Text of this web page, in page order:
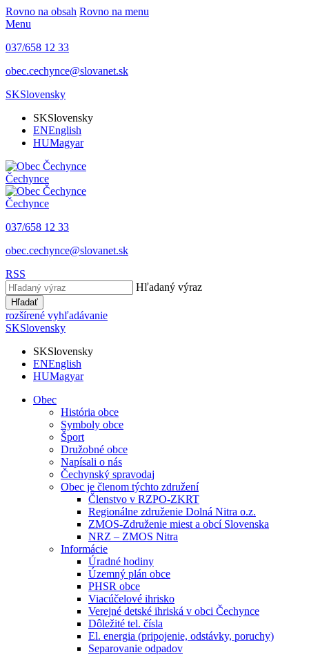
Rovno na obsah Rovno na menu
Menu
037/658 12 33
obec.cechynce@slovanet.sk
SKSlovensky
SKSlovensky
ENEnglish
HUMagyar
Čechynce
Čechynce
037/658 12 33
obec.cechynce@slovanet.sk
RSS
Hľadaný výraz
Hľadať
rozšírené vyhľadávanie
SKSlovensky
SKSlovensky
ENEnglish
HUMagyar
Obec
História obce
Symboly obce
Šport
Družobné obce
Napísali o nás
Čechynský spravodaj
Obec je členom týchto združení
Členstvo v RZPO-ZKRT
Regionálne združenie Dolná Nitra o.z.
ZMOS-Združenie miest a obcí Slovenska
NRZ – ZMOS Nitra
Informácie
Úradné hodiny
Územný plán obce
PHSR obce
Viacúčelové ihrisko
Verejné detské ihriská v obci Čechynce
Dôležité tel. čísla
El. energia (pripojenie, odstávky, poruchy)
Separovanie odpadov